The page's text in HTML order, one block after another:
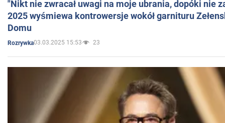
"Nikt nie zwracał uwagi na moje ubrania, dopóki nie
2025 wyśmiewa kontrowersje wokół garnituru
Domu
Rozrywka03.03.2025 15:53 23